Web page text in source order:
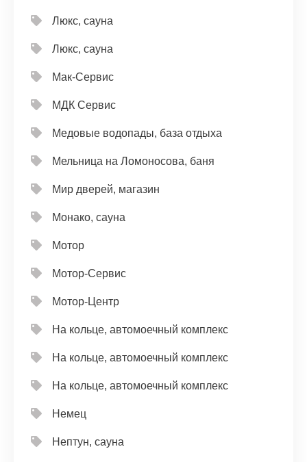
Люкс, сауна
Люкс, сауна
Мак-Сервис
МДК Сервис
Медовые водопады, база отдыха
Мельница на Ломоносова, баня
Мир дверей, магазин
Монако, сауна
Мотор
Мотор-Сервис
Мотор-Центр
На кольце, автомоечный комплекс
На кольце, автомоечный комплекс
На кольце, автомоечный комплекс
Немец
Нептун, сауна